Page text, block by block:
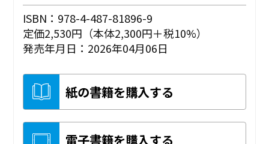
ISBN：978-4-487-81896-9
定価2,530円（本体2,300円＋税10%）
発売年月日：2026年04月06日
紙の書籍を購入する
電子書籍を購入する